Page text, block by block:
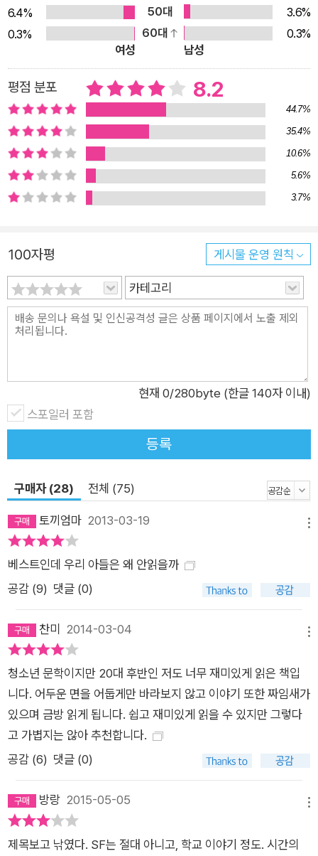
온조는 할아버지와 아버지를 용서하고 할아버지와의 식사 자리에 온
조를 초대한 강토와의 만남도 먼 미래의 어느 시간에 맡겨두기로 한
다. 시간이 지금의 이 모든 상황을 어떻게 변모시킬지 궁금하다…. 언
제나 새롭게 맞이하는 시간은 우리에게 어떤 희망을 가져다 줄 것인
주저앉고 말았습니다. 얼마나 그 시간이 견디기 힘들었을까요. 결
국 앞에 놓인 또는 더 멀리 놓일 시간에 대한 두려움 때문에 꽃다
희망으로 바꿀 수도 있지 않을까, 그러면 그렇게 허망하게 목숨을
버리는 일은 없지 않을까 하는 생각이 들었습니다. 저도 모르게
제발 죽지 마라, 외치고 있었습니다. 다시 제가 생각하고 있던 ‘시
간’과 교차되는 느낌이 들었고, 그 사건은 강력한 실타래 역할을
해주었습니다. 그렇게 하여 이야기는 구성되었고 그리 길지 않은
시간에 완성할 수 있었습니다. 본격적으로 쓰기 시작하여 4개월
정도 걸린 듯합니다. 쓰는 동안 등장인물들이 살아 나와 저를 행
으니까요.” [제1회 자음과모음 청소년문학상 심사평] 심사평1. 이
상권 (소설가) 이 작품이 우리나라 청소년문학 동네에서 작은 언
덕 하나를 넘어서는 디딤돌이 될 수 있겠구나 확신이 들었다. 우
리 옛말을 잘 구사하면서도 요즘 청소년들의 언어를 적절하게 배
합을 시켰다. 거기에다가 작가가 오랫동안 사유해서 토해내는 문
박경장 (문학평론가) 『시간을 파는 상점』은 추리 기법을 차용해
서인지 시작부터 눈길을 끌었다. 추리라는 숨김과 드러냄 전략이
잘 세워져 있고, 청소년 주인공을 내세워 다루기엔 만만치 않은
시간이란 주제를 무난하고 자연스럽게 소화해내고 있다. 문장 하
얽힘, 함의, 복선 등을 촘촘히 깔아놓은 솜씨가 보통이 아니다. 무
엇보다 문장이 깔끔하고 잘 다듬어져 있으며 힘을 줄 때와 뺄 때
를 정확히 알고 있다. 사건 진행의 속도와 문장 호흡의 길이도 잘
어우러진다. 심사평3. 박권일 (문화평론가) 『시간을 파는 상점』
어 내려갔다. 문장도 탄탄했을 뿐 아니라 작중 청소년들의 입말도
고 나간 뚝심도 좋았다. 『시간을 파는 상점』은 우리 시대를 살아
가는 한 소녀의 근사한 성장담이었다.
6.4%
50대
3.6%
0.3%
60대
0.3%
여성
남성
평점 분포 8.2
44.7%
35.4%
10.6%
5.6%
3.7%
100자평 게시물 운영 원칙
카테고리
현재 0/280byte (한글 140자 이내)
스포일러 포함
등록
구매자 (28) 전체 (75)
토끼엄마 2013-03-19
베스트인데 우리 아들은 왜 안읽을까
공감 (9) 댓글 (0)
찬미 2014-03-04
청소년 문학이지만 20대 후반인 저도 너무 재미있게 읽은 책입
니다. 어두운 면을 어둡게만 바라보지 않고 이야기 또한 짜임새가
있으며 금방 읽게 됩니다. 쉽고 재미있게 읽을 수 있지만 그렇다
고 가볍지는 않아 추천합니다.
공감 (6) 댓글 (0)
방랑 2015-05-05
제목보고 낚였다. SF는 절대 아니고, 학교 이야기 정도. 시간의